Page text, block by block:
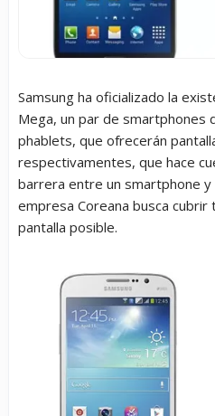
Samsung ha oficializado la
Mega, un par de smartphones
phablets, que ofrecerán
respectivamentes, que hace
barrera entre un smartphone
empresa Coreana busca
pantalla posible.